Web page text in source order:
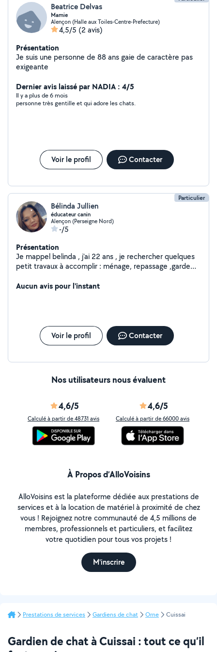
Beatrice Delvas
Mamie
Alençon (Halle aux Toiles-Centre-Prefecture)
4,5/5 (2 avis)
Présentation
Je suis une personne de 88 ans gaie de caractère pas
exigeante
Dernier avis laissé par NADIA : 4/5
Il y a plus de 6 mois
personne très gentille et qui adore les chats.
Voir le profil Contacter
Particulier
Bélinda Jullien
éducateur canin
Alençon (Perseigne Nord)
-/5
Présentation
Je mappel belinda , j'ai 22 ans , je rechercher quelques
petit travaux à accomplir : ménage, repassage ,garde
Aucun avis pour l'instant
Voir le profil Contacter
Nos utilisateurs nous évaluent
4,6/5
Calculé à partir de 48731 avis
4,6/5
Calculé à partir de 66000 avis
À Propos d’AlloVoisins
AlloVoisins est la plateforme dédiée aux prestations de
services et à la location de matériel à proximité de chez
vous ! Rejoignez notre communauté de 4,5 millions de
membres, professionnels et particuliers, et facilitez
votre quotidien pour tous vos projets !
M'inscrire
Prestations de services Gardiens de chat Orne Cuissai
Gardien de chat à Cuissai : tout ce qu’il